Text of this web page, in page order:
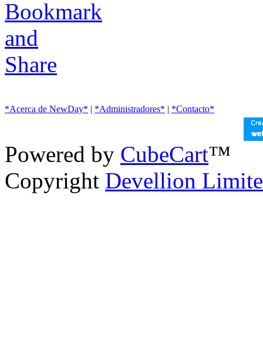
*Acerca de NewDay* | *Administradores* | *Contacto*
Powered by CubeCart™
Copyright Devellion